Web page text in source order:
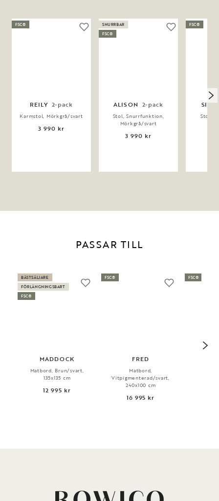
REILY 2-pack
Karmstol, Mörkgrå/svart
3 990 kr
FSC®
ALISON 2-pack
Stol, Snurrfunktion,
Mörkgrå/svart
3 990 kr
SNURRBAR
FSC®
Stol,
FSC®
PASSAR TILL
MADDOCK
Matbord, Brun/svart,
135x135 cm
12 995 kr
BÄSTSÄLJARE
FÖRLÄNGNINGSBART
FSC®
FRED
Matbord,
Vitpigmenterad/svart,
240x100 cm
16 995 kr
FSC® FSC®